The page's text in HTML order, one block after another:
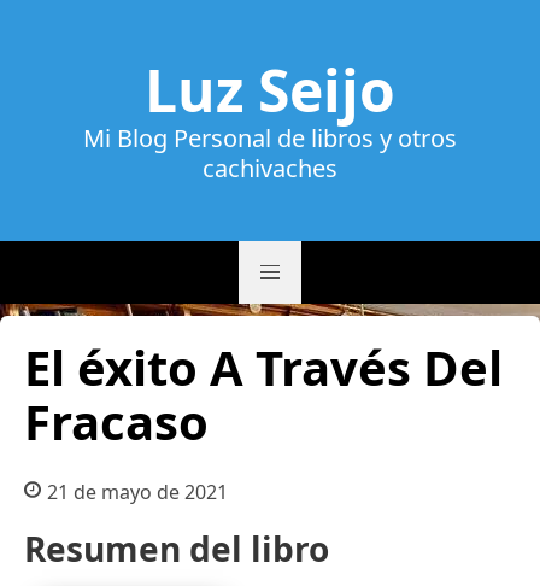
Luz Seijo
Mi Blog Personal de libros y otros
cachivaches
El éxito A Través Del
Fracaso
21 de mayo de 2021
Resumen del libro